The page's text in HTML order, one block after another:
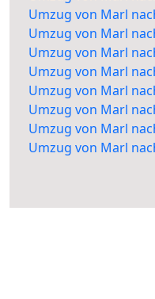
Umzug von Marl
Umzug von Marl
Umzug von Marl
Umzug von Marl
Umzug von Marl
Umzug von Marl
Umzug von Marl
Umzug von Marl